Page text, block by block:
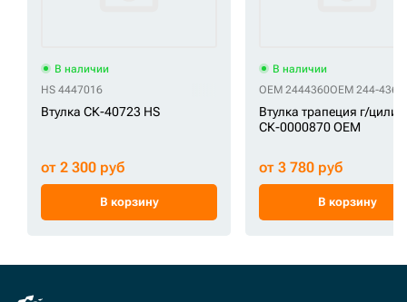
В наличии
HS 4447016
Втулка СК-40723 HS
от 2 300 руб
В корзину
В наличии
OEM 2444360OEM 244-4360
Втулка трапеция г/
СК-0000870 OEM
от 3 780 руб
В корзину